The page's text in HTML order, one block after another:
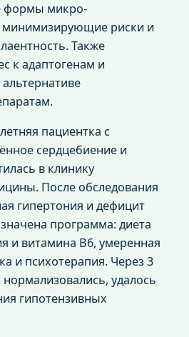
формы микро-
минимизирующие риски и
Также
к адаптогенам и
пациентка с
сердцебиение и
в клинику
После обследования
гипертония и дефицит
программа: диета
и витамина B6, умеренная
и психотерапия. Через 3
удалось
гипотензивных